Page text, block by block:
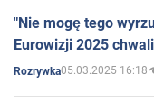
"Nie mogę tego
Eurowizji 2025
Rozrywka05.03.2025 16:18